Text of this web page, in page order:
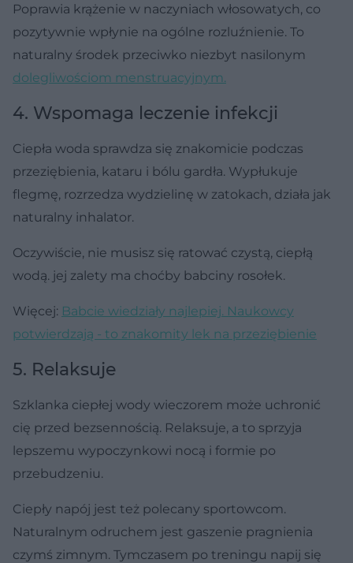
Poprawia krążenie w naczyniach włosowatych, co
pozytywnie wpłynie na ogólne rozluźnienie. To
naturalny środek przeciwko niezbyt nasilonym
dolegliwościom menstruacyjnym.
4. Wspomaga leczenie infekcji
Ciepła woda sprawdza się znakomicie podczas
przeziębienia, kataru i bólu gardła. Wypłukuje
flegmę, rozrzedza wydzielinę w zatokach, działa jak
naturalny inhalator.
Oczywiście, nie musisz się ratować czystą, ciepłą
wodą. jej zalety ma choćby babciny rosołek.
Więcej: Babcie wiedziały najlepiej. Naukowcy
potwierdzają - to znakomity lek na przeziębienie
5. Relaksuje
Szklanka ciepłej wody wieczorem może uchronić
cię przed bezsennością. Relaksuje, a to sprzyja
lepszemu wypoczynkowi nocą i formie po
przebudzeniu.
Ciepły napój jest też polecany sportowcom.
Naturalnym odruchem jest gaszenie pragnienia
czymś zimnym. Tymczasem po treningu napij się